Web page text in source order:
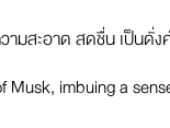
มสะอาด สดชื่น เป็นดั่
Musk, imbuing a